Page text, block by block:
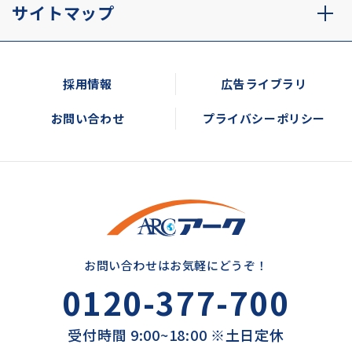
サイトマップ
採用情報 広告ライブラリ
お問い合わせ プライバシーポリシー
お問い合わせはお気軽にどうぞ！
0120-377-700
受付時間 9:00~18:00 ※土日定休